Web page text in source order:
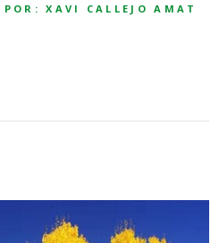
XAVI CALLEJO AMAT